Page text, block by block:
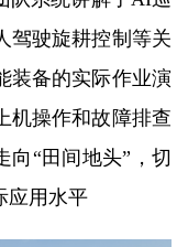
驾驶旋耕控制等关
装备的实际作业演
机操作和故障排查
向“田间地头”，切
应用水平